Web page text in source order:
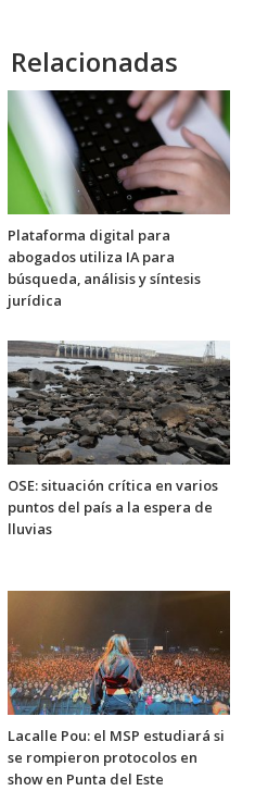
Relacionadas
Plataforma digital para
abogados utiliza IA para
búsqueda, análisis y síntesis
jurídica
OSE: situación crítica en varios
puntos del país a la espera de
lluvias
Lacalle Pou: el MSP estudiará si
se rompieron protocolos en
show en Punta del Este